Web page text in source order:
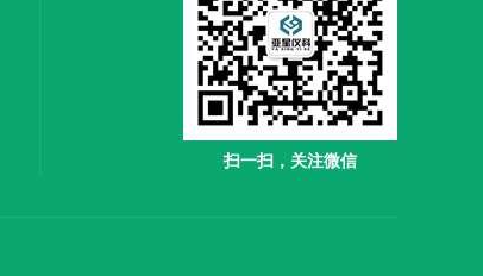
扫一扫，关注微信